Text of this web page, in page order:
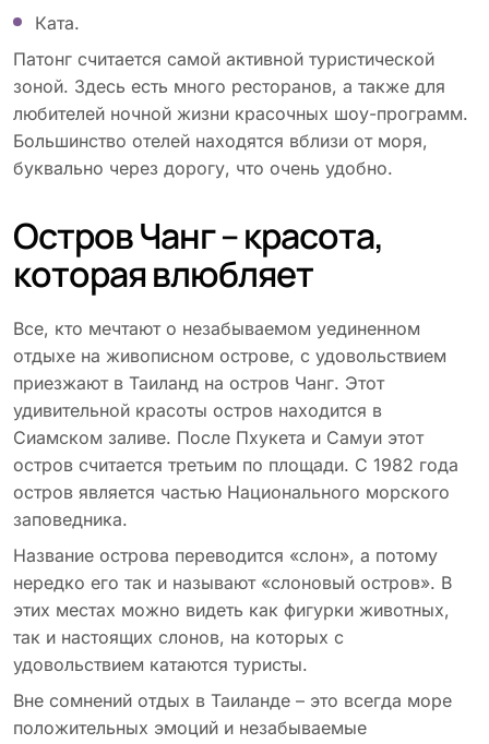
Ката.
Патонг считается самой активной туристической
зоной. Здесь есть много ресторанов, а также для
любителей ночной жизни красочных шоу-программ.
Большинство отелей находятся вблизи от моря,
буквально через дорогу, что очень удобно.
Остров Чанг – красота,
которая влюбляет
Все, кто мечтают о незабываемом уединенном
отдыхе на живописном острове, с удовольствием
приезжают в Таиланд на остров Чанг. Этот
удивительной красоты остров находится в
Сиамском заливе. После Пхукета и Самуи этот
остров считается третьим по площади. С 1982 года
остров является частью Национального морского
заповедника.
Название острова переводится «слон», а потому
нередко его так и называют «слоновый остров». В
этих местах можно видеть как фигурки животных,
так и настоящих слонов, на которых с
удовольствием катаются туристы.
Вне сомнений отдых в Таиланде – это всегда море
положительных эмоций и незабываемые